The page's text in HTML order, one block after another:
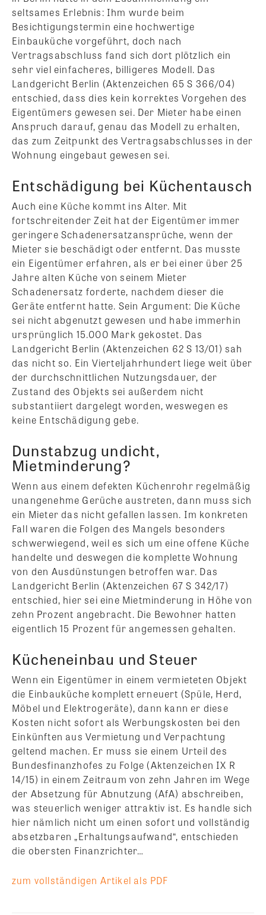
seltsames Erlebnis: Ihm wurde beim
Besichtigungstermin eine hochwertige
Einbauküche vorgeführt, doch nach
Vertragsabschluss fand sich dort plötzlich ein
sehr viel einfacheres, billigeres Modell. Das
Landgericht Berlin (Aktenzeichen 65 S 366/04)
entschied, dass dies kein korrektes Vorgehen des
Eigentümers gewesen sei. Der Mieter habe einen
Anspruch darauf, genau das Modell zu erhalten,
das zum Zeitpunkt des Vertragsabschlusses in der
Wohnung eingebaut gewesen sei.
Entschädigung bei Küchentausch
Auch eine Küche kommt ins Alter. Mit
fortschreitender Zeit hat der Eigentümer immer
geringere Schadenersatzansprüche, wenn der
Mieter sie beschädigt oder entfernt. Das musste
ein Eigentümer erfahren, als er bei einer über 25
Jahre alten Küche von seinem Mieter
Schadenersatz forderte, nachdem dieser die
Geräte entfernt hatte. Sein Argument: Die Küche
sei nicht abgenutzt gewesen und habe immerhin
ursprünglich 15.000 Mark gekostet. Das
Landgericht Berlin (Aktenzeichen 62 S 13/01) sah
das nicht so. Ein Vierteljahrhundert liege weit über
der durchschnittlichen Nutzungsdauer, der
Zustand des Objekts sei außerdem nicht
substantiiert dargelegt worden, weswegen es
keine Entschädigung gebe.
Dunstabzug undicht,
Mietminderung?
Wenn aus einem defekten Küchenrohr regelmäßig
unangenehme Gerüche austreten, dann muss sich
ein Mieter das nicht gefallen lassen. Im konkreten
Fall waren die Folgen des Mangels besonders
schwerwiegend, weil es sich um eine offene Küche
handelte und deswegen die komplette Wohnung
von den Ausdünstungen betroffen war. Das
Landgericht Berlin (Aktenzeichen 67 S 342/17)
entschied, hier sei eine Mietminderung in Höhe von
zehn Prozent angebracht. Die Bewohner hatten
eigentlich 15 Prozent für angemessen gehalten.
Kücheneinbau und Steuer
Wenn ein Eigentümer in einem vermieteten Objekt
die Einbauküche komplett erneuert (Spüle, Herd,
Möbel und Elektrogeräte), dann kann er diese
Kosten nicht sofort als Werbungskosten bei den
Einkünften aus Vermietung und Verpachtung
geltend machen. Er muss sie einem Urteil des
Bundesfinanzhofes zu Folge (Aktenzeichen IX R
14/15) in einem Zeitraum von zehn Jahren im Wege
der Absetzung für Abnutzung (AfA) abschreiben,
was steuerlich weniger attraktiv ist. Es handle sich
hier nämlich nicht um einen sofort und vollständig
absetzbaren „Erhaltungsaufwand“, entschieden
die obersten Finanzrichter…
zum vollständigen Artikel als PDF